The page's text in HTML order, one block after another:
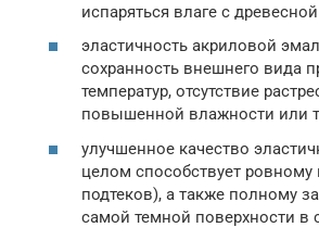
испаряться влаге с
эластичность акриловой
сохранность внешнего вида
температур, отсутствие
повышенной влажности или
улучшенное качество
целом способствует ровному
подтеков), а также полному
самой темной поверхности в